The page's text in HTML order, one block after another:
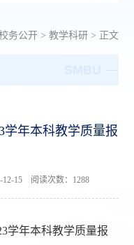
务公开> 教学科研> 正文
学年本科教学质量报
15 阅读次数： 1288
学年本科教学质量报